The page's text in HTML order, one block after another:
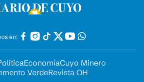
en:
EconomíaCuyo Minero
VerdeRevista OH